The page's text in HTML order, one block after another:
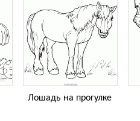
Лошадь на прогулке